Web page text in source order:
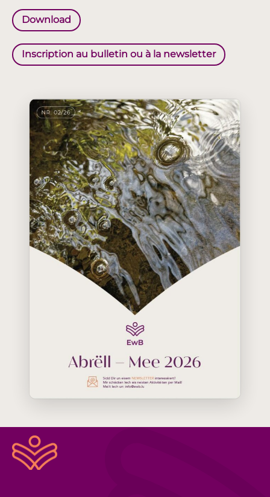
Download
Inscription au bulletin ou à la newsletter